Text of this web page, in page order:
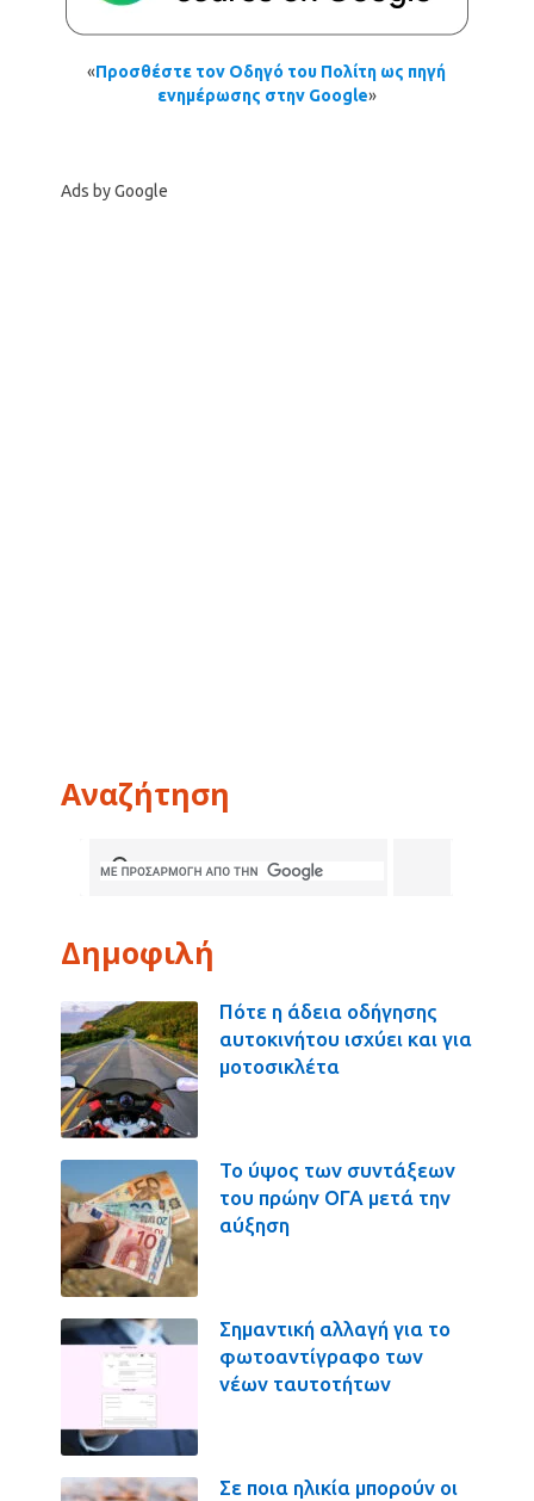
«Προσθέστε τον Οδηγό του Πολίτη ως πηγή
ενημέρωσης στην Google»
Ads by Google
Αναζήτηση
Δημοφιλή
Πότε η άδεια οδήγησης
αυτοκινήτου ισχύει και για
μοτοσικλέτα
Το ύψος των συντάξεων
του πρώην ΟΓΑ μετά την
αύξηση
Σημαντική αλλαγή για το
φωτοαντίγραφο των
νέων ταυτοτήτων
Σε ποια ηλικία μπορούν οι